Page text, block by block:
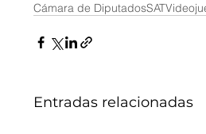
Cámara de DiputadosSAT
Entradas relacionadas